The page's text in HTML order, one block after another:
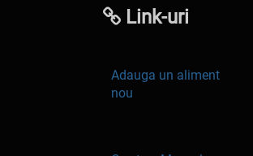
Link-uri
Adauga un aliment
nou